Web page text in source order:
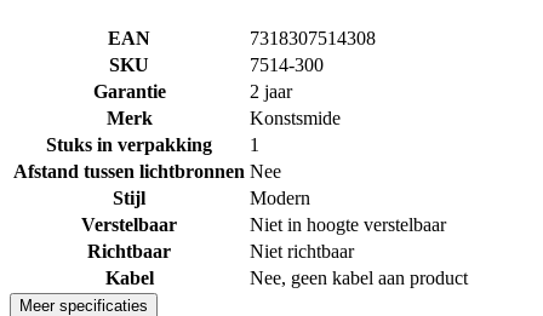
EAN
7318307514308
SKU
7514-300
Garantie
2 jaar
Merk
Konstsmide
Stuks in verpakking
1
Afstand tussen lichtbronnen Nee
Stijl
Modern
Verstelbaar
Niet in hoogte verstelbaar
Richtbaar
Niet richtbaar
Kabel
Nee, geen kabel aan product
Meer specificaties